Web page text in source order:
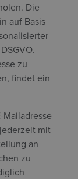
Die
auf Basis
zu
findet ein
mit
an
zu